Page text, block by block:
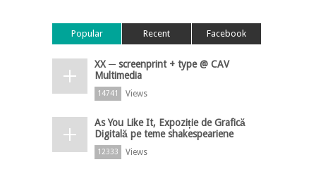
Popular Recent Facebook
XX ─ screenprint + type @ CAV
Multimedia
14741 Views
As You Like It, Expoziție de Grafică
Digitală pe teme shakespeariene
12333 Views